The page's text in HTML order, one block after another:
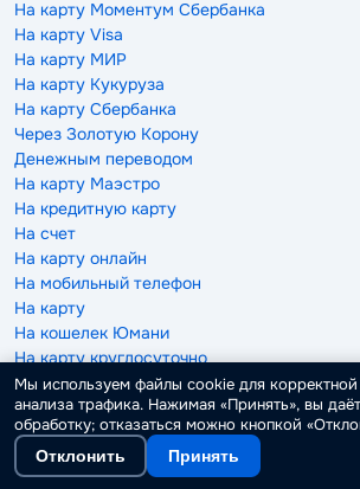
На карту Моментум Сбербанка
На карту Visa
На карту МИР
На карту Кукуруза
На карту Сбербанка
Через Золотую Корону
Денежным переводом
На карту Маэстро
На кредитную карту
На счет
На карту онлайн
На мобильный телефон
На карту
На кошелек Юмани
На карту круглосуточно
На Киви кошелек
На карту через Госуслуги
Под залог
Мы используем файлы cookie для корректной
анализа трафика. Нажимая «Принять», вы
обработку; отказаться можно кнопкой
Отклонить Принять